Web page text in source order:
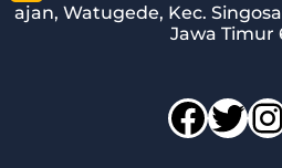
ajan, Watugede, Kec.
Jawa Timur